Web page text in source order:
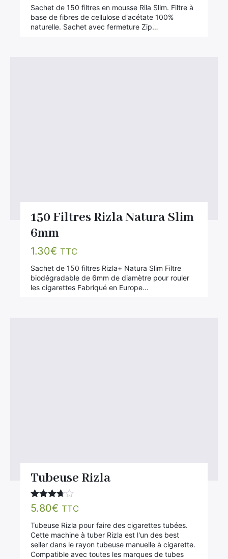
Sachet de 150 filtres en mousse Rila Slim. Filtre à
base de fibres de cellulose d'acétate 100%
naturelle. Sachet avec fermeture Zip…
150 Filtres Rizla Natura Slim
6mm
1.30€ TTC
Sachet de 150 filtres Rizla+ Natura Slim Filtre
biodégradable de 6mm de diamètre pour rouler
les cigarettes Fabriqué en Europe…
Tubeuse Rizla
Note
3.60
sur 5
5.80€ TTC
Tubeuse Rizla pour faire des cigarettes tubées.
Cette machine à tuber Rizla est l'un des best
seller dans le rayon tubeuse manuelle à cigarette.
Compatible avec toutes les marques de tubes
Rechercher
: